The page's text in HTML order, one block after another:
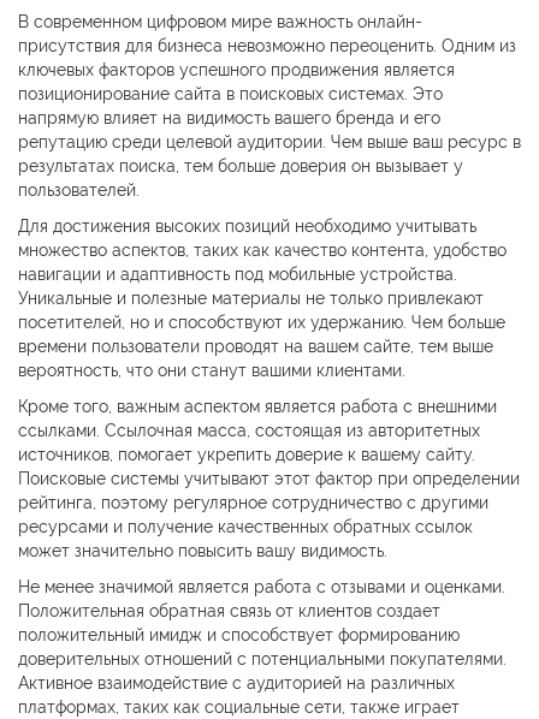
В современном цифровом мире важность онлайн-
присутствия для бизнеса невозможно переоценить. Одним из
ключевых факторов успешного продвижения является
позиционирование сайта в поисковых системах. Это
напрямую влияет на видимость вашего бренда и его
репутацию среди целевой аудитории. Чем выше ваш ресурс в
результатах поиска, тем больше доверия он вызывает у
пользователей.
Для достижения высоких позиций необходимо учитывать
множество аспектов, таких как качество контента, удобство
навигации и адаптивность под мобильные устройства.
Уникальные и полезные материалы не только привлекают
посетителей, но и способствуют их удержанию. Чем больше
времени пользователи проводят на вашем сайте, тем выше
вероятность, что они станут вашими клиентами.
Кроме того, важным аспектом является работа с внешними
ссылками. Ссылочная масса, состоящая из авторитетных
источников, помогает укрепить доверие к вашему сайту.
Поисковые системы учитывают этот фактор при определении
рейтинга, поэтому регулярное сотрудничество с другими
ресурсами и получение качественных обратных ссылок
может значительно повысить вашу видимость.
Не менее значимой является работа с отзывами и оценками.
Положительная обратная связь от клиентов создает
положительный имидж и способствует формированию
доверительных отношений с потенциальными покупателями.
Активное взаимодействие с аудиторией на различных
платформах, таких как социальные сети, также играет